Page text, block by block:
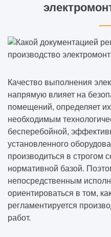
Качество выполнения
напрямую влияет на
помещений, определяет
необходимым
бесперебойной,
установленного
производиться в строгом
нормативной базой.
непосредственным
ориентироваться в том,
регламентируется
работ.